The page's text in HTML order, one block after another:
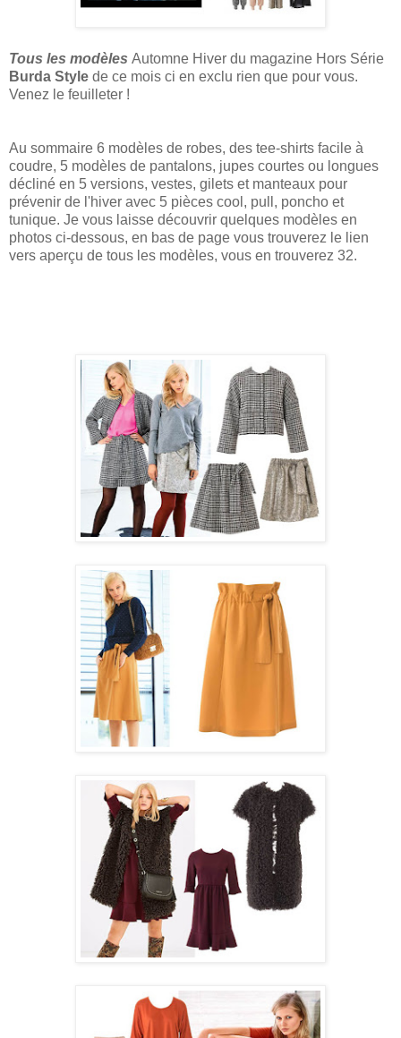
Tous les modèles Automne Hiver du magazine Hors Série
Burda Style de ce mois ci en exclu rien que pour vous.
Venez le feuilleter !
Au sommaire 6 modèles de robes, des tee-shirts facile à
coudre, 5 modèles de pantalons, jupes courtes ou longues
décliné en 5 versions, vestes, gilets et manteaux pour
prévenir de l'hiver avec 5 pièces cool, pull, poncho et
tunique. Je vous laisse découvrir quelques modèles en
photos ci-dessous, en bas de page vous trouverez le lien
vers aperçu de tous les modèles, vous en trouverez 32.